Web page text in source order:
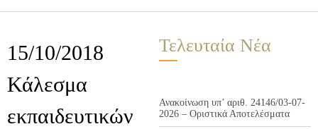
15/10/2018
Κάλεσμα
εκπαιδευτικών
Τελευταία Νέα
Ανακοίνωση υπ’ αριθ. 24146/03-07-
2026 – Οριστικά Αποτελέσματα